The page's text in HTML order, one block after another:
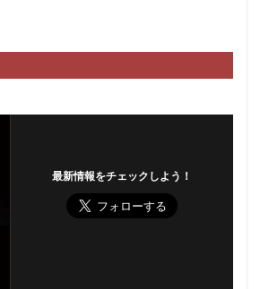
最新情報をチェックしよう！